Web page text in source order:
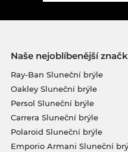
Naše nejoblíbenější
Ray-Ban Sluneční brýle
Oakley Sluneční brýle
Persol Sluneční brýle
Carrera Sluneční brýle
Polaroid Sluneční brýle
Emporio Armani Sluneční